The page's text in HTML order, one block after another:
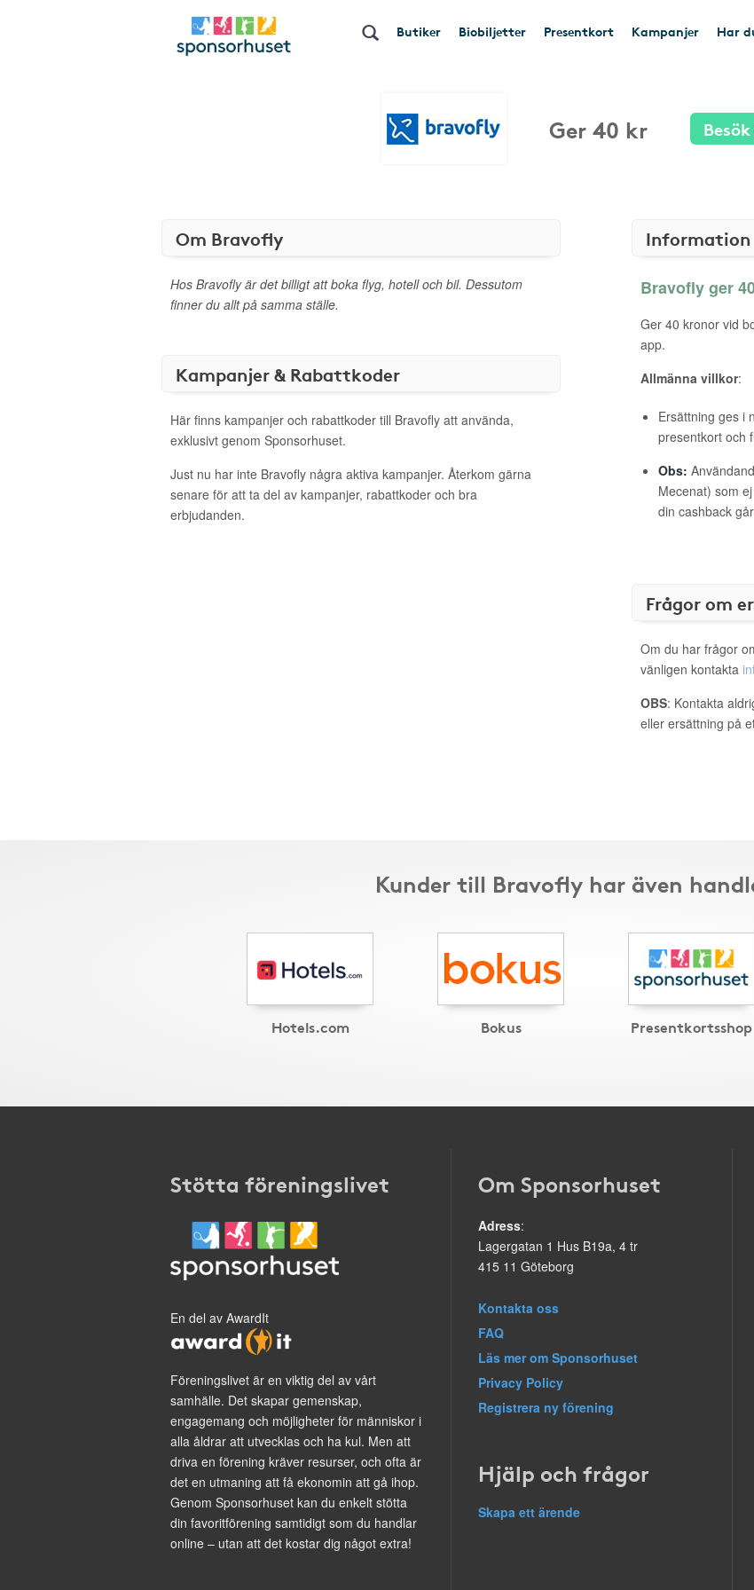
Butiker Biobiljetter Presentkort Kampanjer Har
Ger 40 kr
Om Bravofly
Hos Bravofly är det billigt att boka flyg, hotell och bil. Dessutom
finner du allt på samma ställe.
Kampanjer & Rabattkoder
Här finns kampanjer och rabattkoder till Bravofly att använda,
exklusivt genom Sponsorhuset.
Just nu har inte Bravofly några aktiva kampanjer. Återkom gärna
senare för att ta del av kampanjer, rabattkoder och bra
erbjudanden.
Information
Bravofly ger
Ger 40 kronor vid
app.
Allmänna villkor:
Ersättning ges i
presentkort och
Obs:
Mecenat) som
din cashback
Frågor om
Om du har frågor
vänligen kontakta
OBS: Kontakta
eller ersättning på
Kunder till Bravofly har även
Hotels.com Bokus Presentkortsshop
Stötta föreningslivet
En del av AwardIt
Föreningslivet är en viktig del av vårt
samhälle. Det skapar gemenskap,
engagemang och möjligheter för människor i
alla åldrar att utvecklas och ha kul. Men att
driva en förening kräver resurser, och ofta är
det en utmaning att få ekonomin att gå ihop.
Genom Sponsorhuset kan du enkelt stötta
din favoritförening samtidigt som du handlar
online – utan att det kostar dig något extra!
Om Sponsorhuset
Adress:
Lagergatan 1 Hus B19a, 4 tr
415 11 Göteborg
Kontakta oss
FAQ
Läs mer om Sponsorhuset
Privacy Policy
Registrera ny förening
Hjälp och frågor
Skapa ett ärende